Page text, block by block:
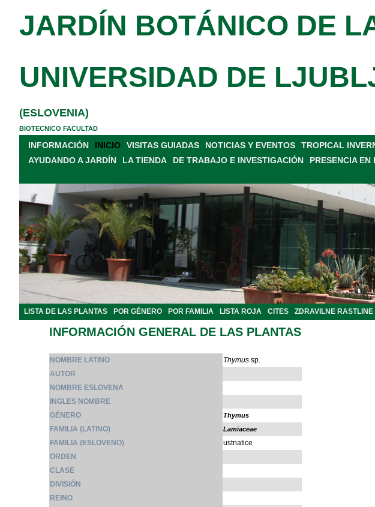
JARDÍN BOTÁNICO DE
UNIVERSIDAD DE
(ESLOVENIA)
BIOTECNICO FACULTAD
INFORMACIÓN INICIO VISITAS GUIADAS NOTICIAS Y EVENTOS TROPICAL
AYUDANDO A JARDÍN
LA TIENDA DE TRABAJO E INVESTIGACIÓN PRESENCIA EN
LISTA DE LAS PLANTAS POR GÉNERO POR FAMILIA LISTA ROJA CITES ZDRAVILNE RASTLINE
INFORMACIÓN GENERAL DE LAS PLANTAS
NOMBRE LATINO Thymus sp.
AUTOR
NOMBRE ESLOVENA
INGLES NOMBRE
GÉNERO
Thymus
FAMILIA (LATINO) Lamiaceae
FAMILIA (ESLOVENO)
ustnatice
ORDEN
CLASE
DIVISIÓN
REINO